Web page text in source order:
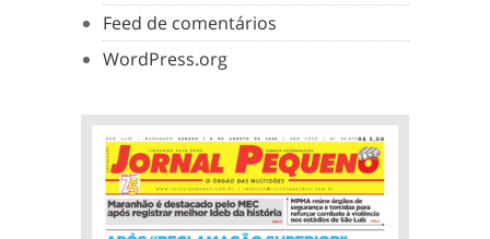
Feed de comentários
WordPress.org